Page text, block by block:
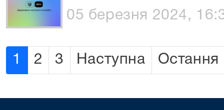
05 березня 2024,
1 2 3 Наступна Остання